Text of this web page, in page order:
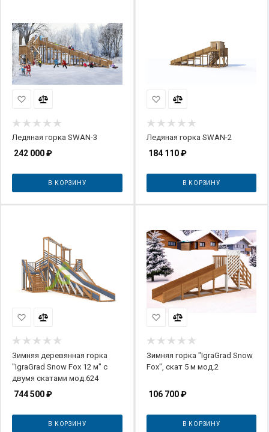
Ледяная горка SWAN-3
242 000₽
В КОРЗИНУ
Ледяная горка SWAN-2
184 110₽
В КОРЗИНУ
Зимняя деревянная горка
"IgraGrad Snow Fox 12 м" с
двумя скатами мод.624
744 500₽
В КОРЗИНУ
Зимняя горка "IgraGrad Snow
Fox", скат 5 м мод.2
106 700₽
В КОРЗИНУ